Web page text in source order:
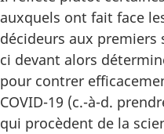
auxquels ont fait face
décideurs aux
ci devant alors
pour contrer
COVID-19 (c.-à-d.
qui procèdent de la